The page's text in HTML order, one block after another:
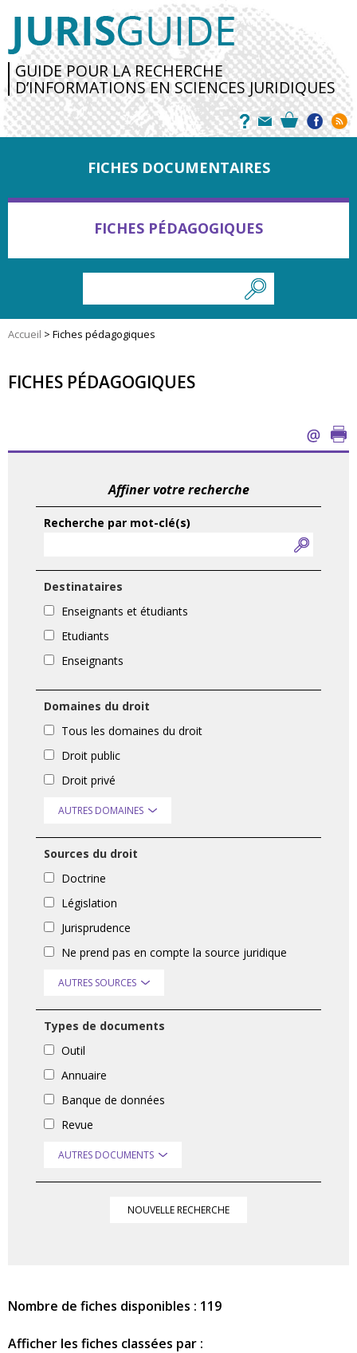
GUIDE POUR LA RECHERCHE
D’INFORMATIONS EN SCIENCES JURIDIQUES
FICHES DOCUMENTAIRES
FICHES PÉDAGOGIQUES
Accueil > Fiches pédagogiques
FICHES PÉDAGOGIQUES
Affiner votre recherche
Recherche par mot-clé(s)
Destinataires
Enseignants et étudiants
Etudiants
Enseignants
Domaines du droit
Tous les domaines du droit
Droit public
Droit privé
AUTRES DOMAINES
Sources du droit
Doctrine
Législation
Jurisprudence
Ne prend pas en compte la source juridique
AUTRES SOURCES
Types de documents
Outil
Annuaire
Banque de données
Revue
AUTRES DOCUMENTS
NOUVELLE RECHERCHE
Nombre de fiches disponibles : 119
Afficher les fiches classées par :